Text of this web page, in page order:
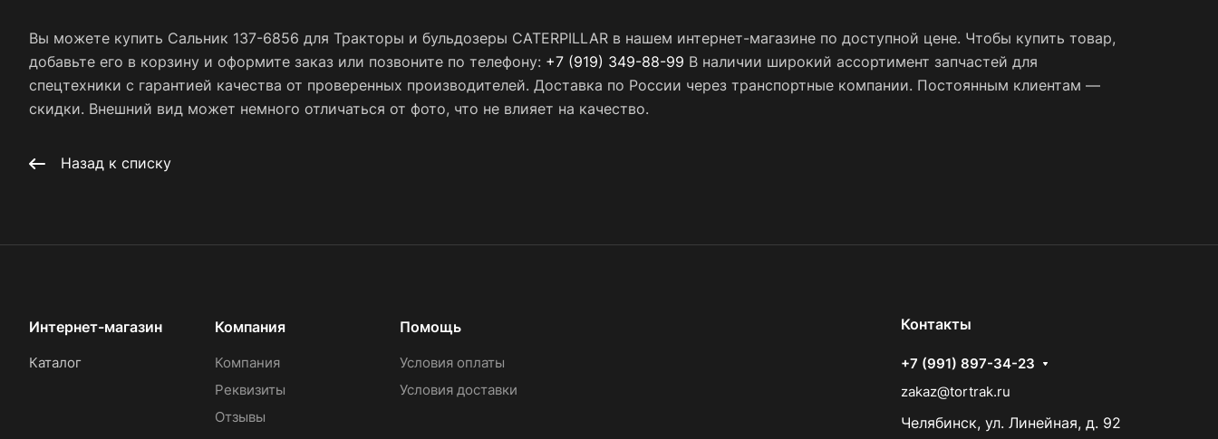
Вы можете купить Сальник 137-6856 для Тракторы и бульдозеры CATERPILLAR в нашем интернет-магазине по доступной цене. Чтобы купить товар,
добавьте его в корзину и оформите заказ или позвоните по телефону: +7 (919) 349-88-99 В наличии широкий ассортимент запчастей для
спецтехники с гарантией качества от проверенных производителей. Доставка по России через транспортные компании. Постоянным клиентам —
скидки. Внешний вид может немного отличаться от фото, что не влияет на качество.
Назад к списку
Интернет-магазин
Каталог
Компания
Компания
Реквизиты
Отзывы
Помощь
Условия оплаты
Условия доставки
Контакты
+7 (991) 897-34-23
zakaz@tortrak.ru
Челябинск, ул. Линейная, д. 92